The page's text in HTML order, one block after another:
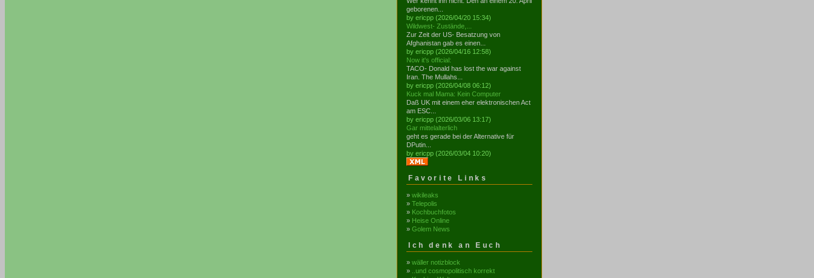
geborenen...
by ericpp (2026/04/20 15:34)
Wildwest- Zustände,...
Zur Zeit der US- Besatzung von
Afghanistan gab es einen...
by ericpp (2026/04/16 12:58)
Now it's official:
TACO- Donald has lost the war against
Iran. The Mullahs...
by ericpp (2026/04/08 06:12)
Kuck mal Mama: Kein Computer
Daß UK mit einem eher elektronischen Act
am ESC...
by ericpp (2026/03/06 13:17)
Gar mittelalterlich
geht es gerade bei der Alternative für
DPutin...
by ericpp (2026/03/04 10:20)
Favorite Links
» wikileaks
» Telepolis
» Kochbuchfotos
» Heise Online
» Golem News
Ich denk an Euch
» wäller notizblock
»
..und cosmopolitisch korrekt